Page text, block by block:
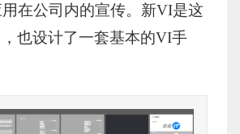
在公司内的宣传。新VI是这
也设计了一套基本的VI手